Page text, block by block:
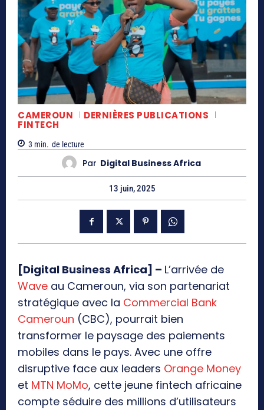
CAMEROUN DERNIÈRES PUBLICATIONS
FINTECH
3 min. de lecture
Par Digital Business Africa
13 juin, 2025
[Digital Business Africa] – L’arrivée de
Wave au Cameroun, via son partenariat
stratégique avec la Commercial Bank
Cameroun (CBC), pourrait bien
transformer le paysage des paiements
mobiles dans le pays. Avec une offre
disruptive face aux leaders Orange Money
et MTN MoMo, cette jeune fintech africaine
compte séduire des millions d’utilisateurs